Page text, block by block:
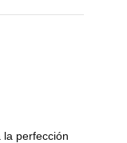
la perfección